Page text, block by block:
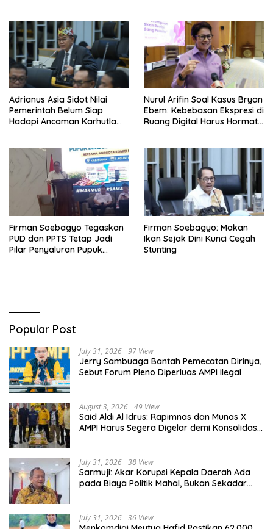
Adrianus Asia Sidot Nilai
Pemerintah Belum Siap
Hadapi Ancaman Karhutla
Nurul Arifin Soal Kasus Bryan
Ebem: Kebebasan Ekspresi di
Ruang Digital Harus Hormati
Firman Soebagyo Tegaskan
PUD dan PPTS Tetap Jadi
Pilar Penyaluran Pupuk
Firman Soebagyo: Makan
Ikan Sejak Dini Kunci Cegah
Stunting
Popular Post
July 31, 2026 97 View
Jerry Sambuaga Bantah Pemecatan Dirinya,
Sebut Forum Pleno Diperluas AMPI Ilegal
August 3, 2026 49 View
Said Aldi Al Idrus: Rapimnas dan Munas X
AMPI Harus Segera Digelar demi Konsolidasi
July 31, 2026 38 View
Sarmuji: Akar Korupsi Kepala Daerah Ada
pada Biaya Politik Mahal, Bukan Sekadar
July 31, 2026 36 View